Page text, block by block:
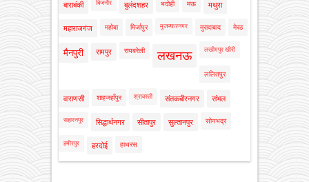
बाराबंकी बिजनौर बुलंदशहर भदोही मऊ मथुरा
महाराजगंज महोबा मिर्जापुर मुजफ्फरनगर मुरादाबाद मेरठ
मैनपुरी रामपुर रायबरेली लखनऊ लखीमपुर खीरी
ललितपुर
वाराणसी शाहजहाँपुर श्रावस्ती संतकबीरनगर संभल
सहारनपुर सिद्धार्थनगर सीतापुर सुल्तानपुर सोनभद्र
हमीरपुर हरदोई हाथरस